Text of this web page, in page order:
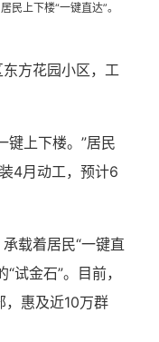
民上下楼“一键直达”。
方花园小区，工
键上下楼。”居民
4月动工，预计6
载着居民“一键直
试金石”。目前，
，惠及近10万群